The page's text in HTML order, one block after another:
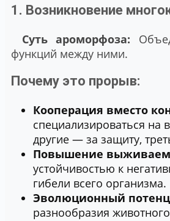
1. Возникновение
Суть ароморфоза:
функций между ними.
Почему это прорыв:
Кооперация вместо
специализироваться на
другие — за защиту,
Повышение
устойчивостью к
гибели всего организма.
Эволюционный
разнообразия